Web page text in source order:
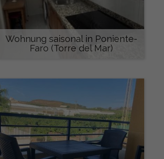
Wohnung saisonal in Poniente-
Faro (Torre del Mar)